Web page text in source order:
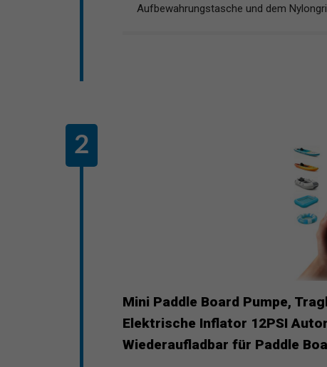
Aufbewahrungstasche und dem
Mini Paddle Board Pumpe,
Elektrische Inflator 12PSI
Wiederaufladbar für Paddle